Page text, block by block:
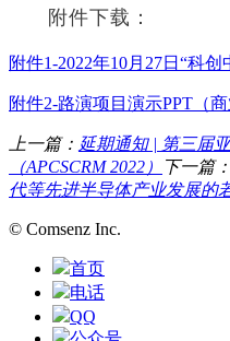
附件下载：
附件1-2022年10月27日“科
附件2-路演项目演示PPT（
上一篇： 延期通知 | 第三届
（APCSCRM 2022）
下一篇：
代等先进半导体产业发展的
© Comsenz Inc.
首页
电话
QQ